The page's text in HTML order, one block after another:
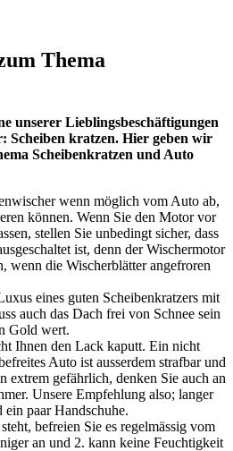
Thema
unserer Lieblingsbeschäftigungen
Scheiben kratzen. Hier geben wir
Scheibenkratzen und Auto
wenn möglich vom Auto ab,
können. Wenn Sie den Motor vor
stellen Sie unbedingt sicher, dass
ist, denn der Wischermotor
wenn die Wischerblätter angefroren
eines guten Scheibenkratzers mit
auch das Dach frei von Schnee sein
Gold wert.
Ihnen den Lack kaputt. Ein nicht
Auto ist ausserdem strafbar und
extrem gefährlich, denken Sie auch an
Unsere Empfehlung also; langer
paar Handschuhe.
befreien Sie es regelmässig vom
an und 2. kann keine Feuchtigkeit